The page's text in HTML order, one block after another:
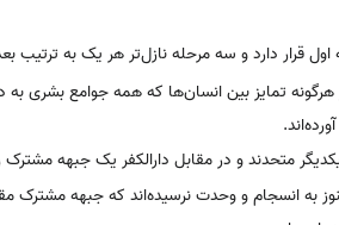
دارد و سه مرحله نازل‌تر هر یک به ترتیب بعد
تمایز بین انسان‌ها که همه جوامع بشری به
متحدند و در مقابل دارالکفر یک جبهه
به انسجام و وحدت نرسیده‌اند که جبهه مشترک